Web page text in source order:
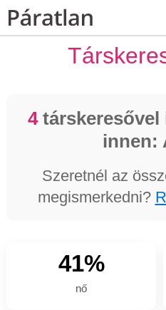
4társkeresővel
innen:
Szeretnél az
megismerkedni?
41%
nő